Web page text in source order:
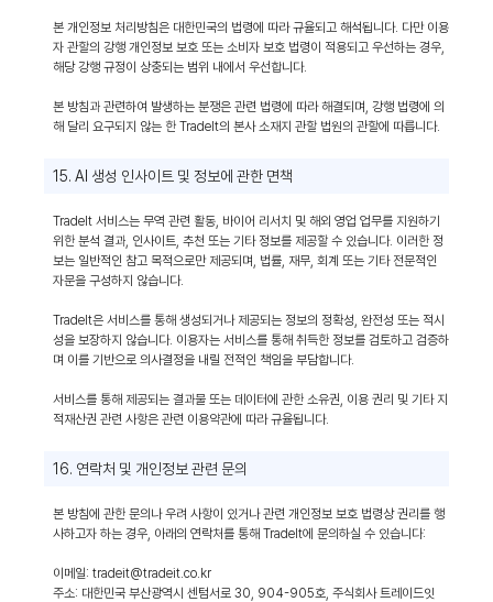
본 개인정보 처리방침은 대한민국의 법령에 따라 규율되고 해석됩니다. 다만 이용
자 관할의 강행 개인정보 보호 또는 소비자 보호 법령이 적용되고 우선하는 경우,
해당 강행 규정이 상충되는 범위 내에서 우선합니다.
본 방침과 관련하여 발생하는 분쟁은 관련 법령에 따라 해결되며, 강행 법령에 의
해 달리 요구되지 않는 한 TradeIt의 본사 소재지 관할 법원의 관할에 따릅니다.
15. AI 생성 인사이트 및 정보에 관한 면책
TradeIt 서비스는 무역 관련 활동, 바이어 리서치 및 해외 영업 업무를 지원하기
위한 분석 결과, 인사이트, 추천 또는 기타 정보를 제공할 수 있습니다. 이러한 정
보는 일반적인 참고 목적으로만 제공되며, 법률, 재무, 회계 또는 기타 전문적인
자문을 구성하지 않습니다.
TradeIt은 서비스를 통해 생성되거나 제공되는 정보의 정확성, 완전성 또는 적시
성을 보장하지 않습니다. 이용자는 서비스를 통해 취득한 정보를 검토하고 검증하
며 이를 기반으로 의사결정을 내릴 전적인 책임을 부담합니다.
서비스를 통해 제공되는 결과물 또는 데이터에 관한 소유권, 이용 권리 및 기타 지
적재산권 관련 사항은 관련 이용약관에 따라 규율됩니다.
16. 연락처 및 개인정보 관련 문의
본 방침에 관한 문의나 우려 사항이 있거나 관련 개인정보 보호 법령상 권리를 행
사하고자 하는 경우, 아래의 연락처를 통해 TradeIt에 문의하실 수 있습니다:
이메일: tradeit@tradeit.co.kr
주소: 대한민국 부산광역시 센텀서로 30, 904-905호, 주식회사 트레이드잇